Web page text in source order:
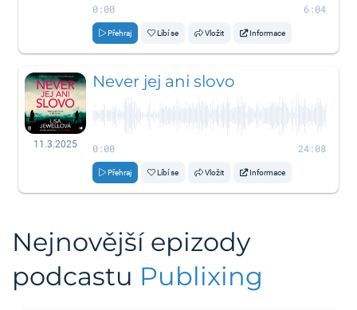
0:00 6:04
Přehraj Líbí se Vložit Informace
11.3.2025
Never jej ani slovo
0:00 24:08
Přehraj Líbí se Vložit Informace
Nejnovější epizody
podcastu Publixing